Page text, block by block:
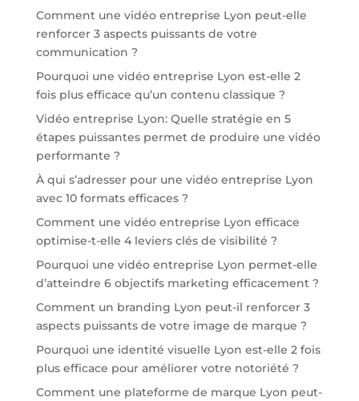
Comment une vidéo entreprise Lyon peut-elle
renforcer 3 aspects puissants de votre
communication ?
Pourquoi une vidéo entreprise Lyon est-elle 2
fois plus efficace qu’un contenu classique ?
Vidéo entreprise Lyon: Quelle stratégie en 5
étapes puissantes permet de produire une vidéo
performante ?
À qui s’adresser pour une vidéo entreprise Lyon
avec 10 formats efficaces ?
Comment une vidéo entreprise Lyon efficace
optimise-t-elle 4 leviers clés de visibilité ?
Pourquoi une vidéo entreprise Lyon permet-elle
d’atteindre 6 objectifs marketing efficacement ?
Comment un branding Lyon peut-il renforcer 3
aspects puissants de votre image de marque ?
Pourquoi une identité visuelle Lyon est-elle 2 fois
plus efficace pour améliorer votre notoriété ?
Comment une plateforme de marque Lyon peut-